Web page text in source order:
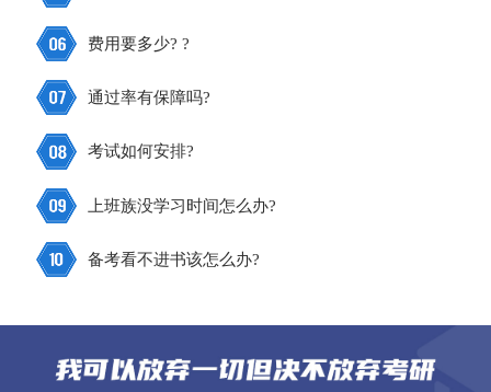
费用要多少? ?
通过率有保障吗?
考试如何安排?
上班族没学习时间怎么办?
备考看不进书该怎么办?